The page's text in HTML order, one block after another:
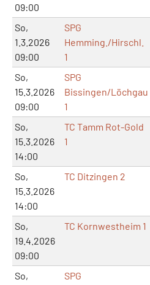
09:00
So,
1.3.2026
09:00
SPG
Hemming./Hirschl.
1
So,
15.3.2026
09:00
SPG
Bissingen/Löchgau
1
So,
15.3.2026
14:00
TC Tamm Rot-Gold
1
So,
15.3.2026
14:00
TC Ditzingen 2
So,
19.4.2026
09:00
TC Kornwestheim 1
So,
SPG